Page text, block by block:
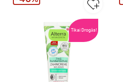
Tikai Drogās!